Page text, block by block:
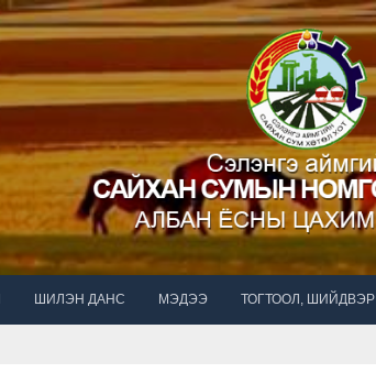
ШИЛЭН ДАНС МЭДЭЭ ТОГТООЛ, ШИЙДВЭР